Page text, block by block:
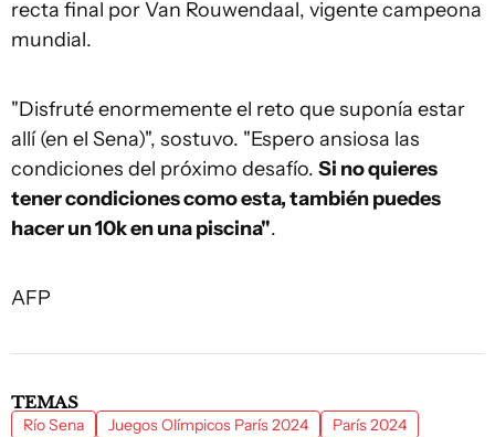
recta final por Van Rouwendaal, vigente campeona
mundial.
"Disfruté enormemente el reto que suponía estar
allí (en el Sena)", sostuvo. "Espero ansiosa las
condiciones del próximo desafío. Si no quieres
tener condiciones como esta, también puedes
hacer un 10k en una piscina".
AFP
TEMAS
Río Sena Juegos Olímpicos París 2024 París 2024